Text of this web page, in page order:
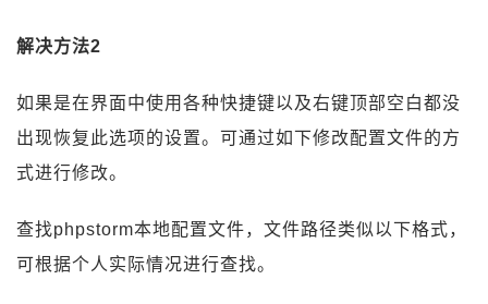
解决方法2
如果是在界面中使用各种快捷键以及右键顶部空白都没
出现恢复此选项的设置。可通过如下修改配置文件的方
式进行修改。
查找phpstorm本地配置文件，文件路径类似以下格式，
可根据个人实际情况进行查找。